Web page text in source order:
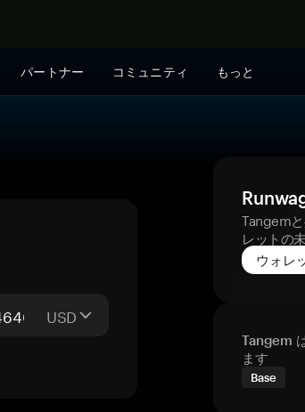
パートナー コミュニティ もっと
USD
Tangem
レットの
ウォレ
Tangem
ます
Base